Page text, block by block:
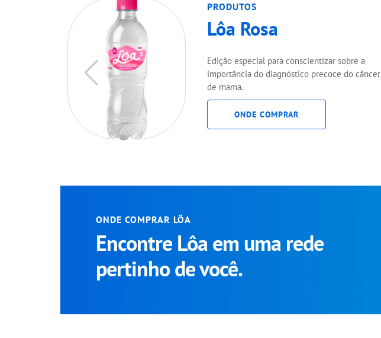
PRODUTOS
Lôa Rosa
Edição especial para conscientizar sobre a
importância do diagnóstico precoce do câncer
de mama.
ONDE COMPRAR
ONDE COMPRAR LÔA
Encontre Lôa em uma rede
pertinho de você.